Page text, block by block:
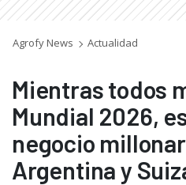
Agrofy News Actualidad
Mientras todos
Mundial 2026,
negocio
Argentina y